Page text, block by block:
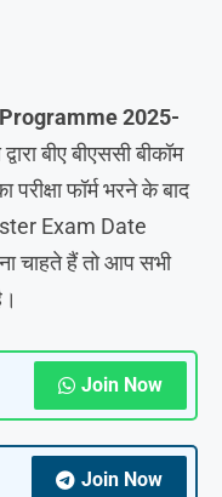
2025-
बीए बीएससी बीकॉम
फॉर्म भरने के बाद
Exam Date
चाहते हैं तो आप सभी
Join Now
Join Now